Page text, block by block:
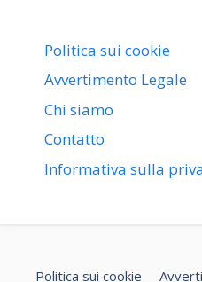
Politica sui cookie
Avvertimento Legale
Chi siamo
Contatto
Informativa sulla
Politica sui cookie